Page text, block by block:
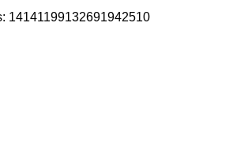
14141199132691942510